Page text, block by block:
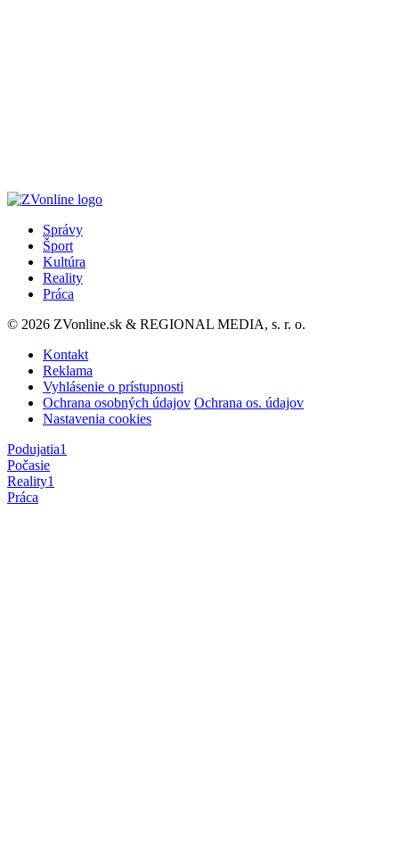
Správy
Šport
Kultúra
Reality
Práca
© 2026 ZVonline.sk & REGIONAL MEDIA, s. r. o.
Kontakt
Reklama
Vyhlásenie o prístupnosti
Ochrana osobných údajov Ochrana os. údajov
Nastavenia cookies
Podujatia1
Počasie
Reality1
Práca